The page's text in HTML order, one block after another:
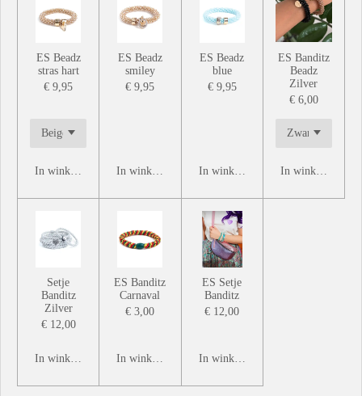
ES Beadz
stras hart
€ 9,95
In winkelwagen
ES Beadz
smiley
€ 9,95
In winkelwagen
ES Beadz
blue
€ 9,95
In winkelwagen
ES Banditz
Beadz
Zilver
€ 6,00
In winkelwagen
Setje
Banditz
Zilver
€ 12,00
In winkelwagen
ES Banditz
Carnaval
€ 3,00
In winkelwagen
ES Setje
Banditz
€ 12,00
In winkelwagen